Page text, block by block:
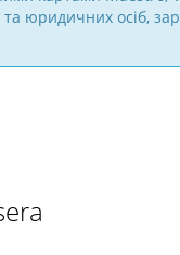
юридичних осіб,